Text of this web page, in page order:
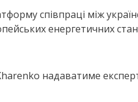
співпраці між
енергетичних
надаватиме